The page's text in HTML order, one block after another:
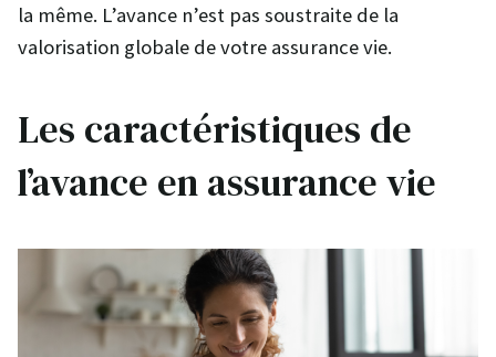
la même. L’avance n’est pas soustraite de la
valorisation globale de votre assurance vie.
Les caractéristiques de
l’avance en assurance vie